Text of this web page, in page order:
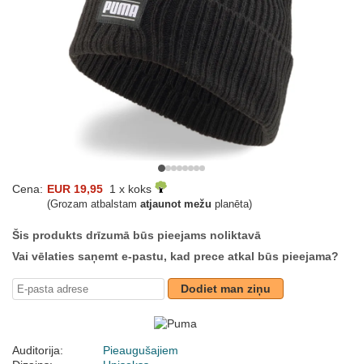
Cena: EUR 19,95 1 x koks
(Grozam atbalstam atjaunot mežu planēta)
Šis produkts drīzumā būs pieejams noliktavā
Vai vēlaties saņemt e-pastu, kad prece atkal būs pieejama?
Dodiet man ziņu
Auditorija:
Pieaugušajiem